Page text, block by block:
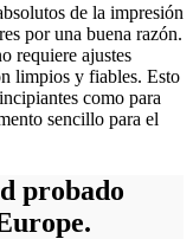
de la impresión
por una buena razón.
requiere ajustes
limpios y fiables. Esto
como para
sencillo para el
probado